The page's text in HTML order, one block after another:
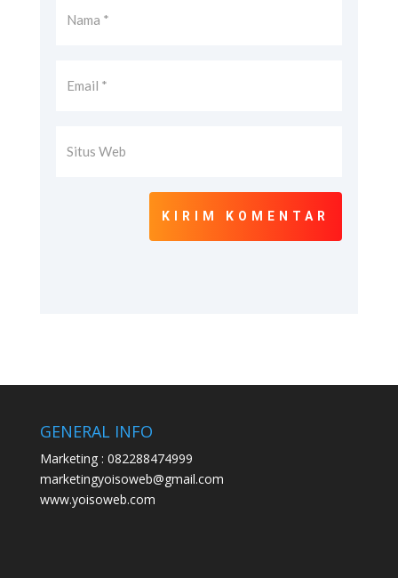
KIRIM KOMENTAR
GENERAL INFO
Marketing : 082288474999
marketingyoisoweb@gmail.com
www.yoisoweb.com